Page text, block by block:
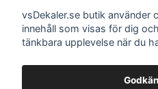
Sociala medier
vsDekaler.se butik använder
innehåll som visas för dig
tänkbara upplevelse när du